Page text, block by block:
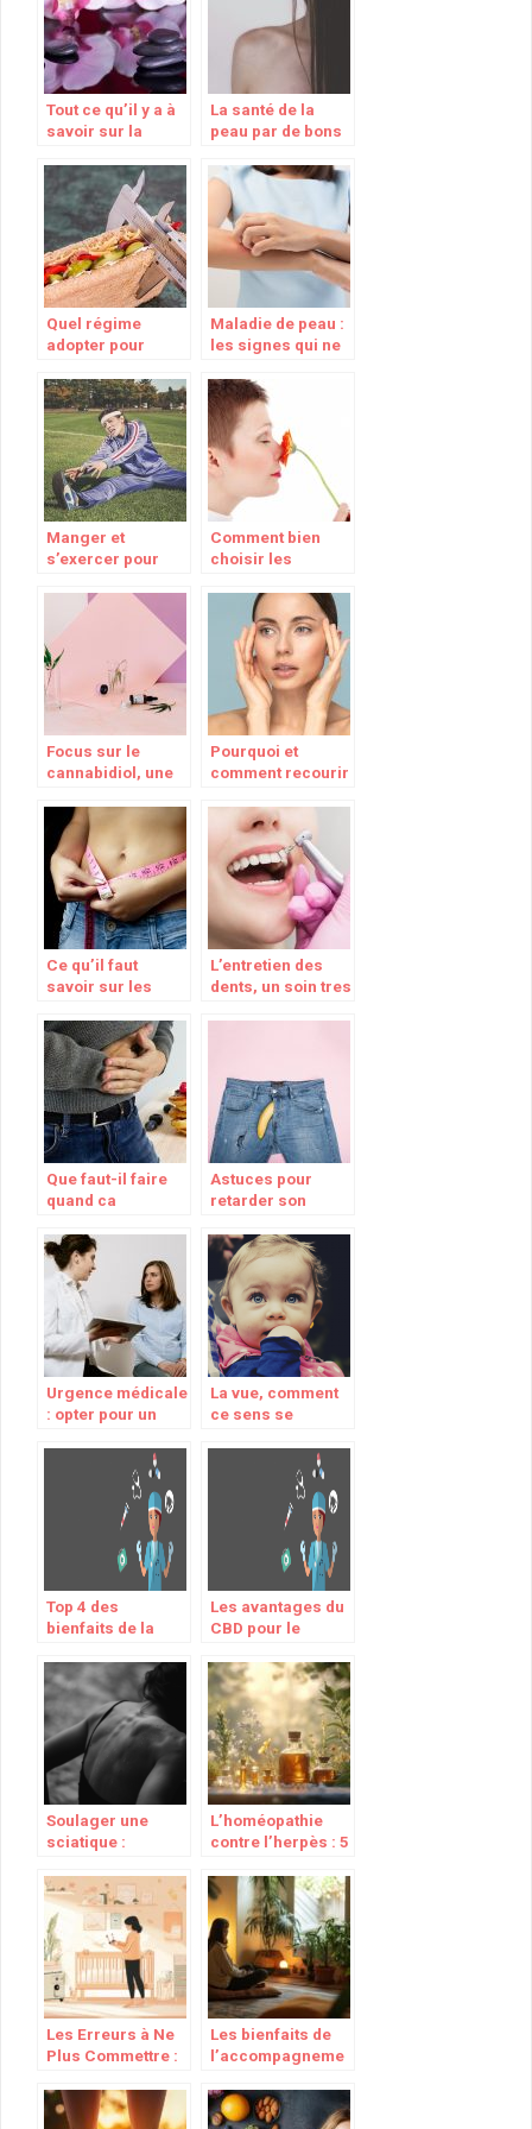
Tout ce qu’il y a à
savoir sur la
La santé de la
peau par de bons
Quel régime
adopter pour
rapidement ?
Maladie de peau :
les signes qui ne
Manger et
s’exercer pour
Comment bien
choisir les
d’hygiène adaptés
à sa peau
Focus sur le
cannabidiol, une
multiples effets
bénéfiques
Pourquoi et
comment recourir
esthétique ?
Ce qu’il faut
savoir sur les
pour la perte de
poids
L’entretien des
dents, un soin tres
Que faut-il faire
quand ca
ventre ?
Astuces pour
retarder son
Urgence médicale
: opter pour un
La vue, comment
ce sens se
Top 4 des
bienfaits de la
Les avantages du
CBD pour le
Soulager une
sciatique :
pour retrouver
votre bien-etre
L’homéopathie
contre l’herpès : 5
efficaces pour
soulager les
boutons de fièvre
Les Erreurs à Ne
Plus Commettre :
Thermomètre
Pour Bébé février
Les bienfaits de
l’accompagneme
pour surmonter le
stress et l’anxiété